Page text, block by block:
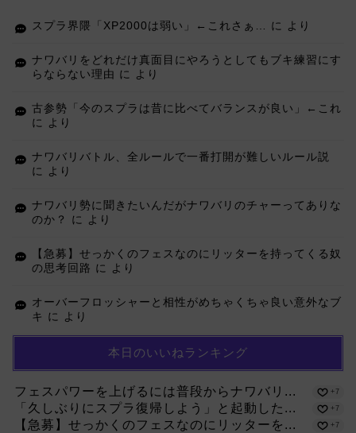
スプラ界隈「XP2000は弱い」←これさぁ… に より
ナワバリをどれだけ真面目にやろうとしてもブキ練習にす
らならない理由 に より
古参勢「今のスプラは昔に比べてバランスが良い」←これ
に
より
ナワバリバトル、全ルールで一番打開が難しいルール説
に
より
ナワバリ勢に聞きたいんだがナワバリのチャーってありな
のか？
に より
【急募】せっかくのフェスなのにリッターを持ってくる奴
の思考回路 に より
オーバーフロッシャーと相性がめちゃくちゃ良い意外なブ
キ に より
本日のいいねランキング
フェスパワーを上げるには普段からナワバリ... +7
「久しぶりにスプラ復帰しよう」と起動した... +7
【急募】せっかくのフェスなのにリッターを... +7